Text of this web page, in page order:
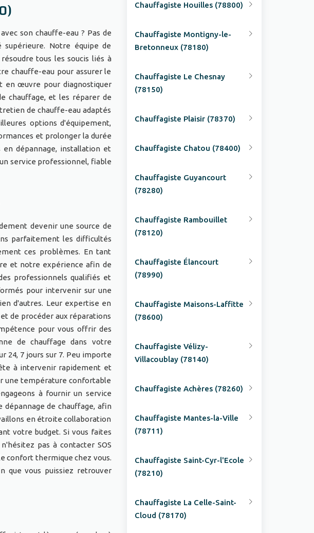
son chauffe-eau ? Pas de
supérieure. Notre équipe de
tous les soucis liés à
chauffe-eau pour assurer le
en œuvre pour diagnostiquer
chauffage, et les réparer de
de chauffe-eau adaptés
options d'équipement,
et prolonger la durée
dépannage, installation et
service professionnel, fiable
devenir une source de
parfaitement les difficultés
ces problèmes. En tant
et notre expérience afin de
professionnels qualifiés et
pour intervenir sur une
d'autres. Leur expertise en
de procéder aux réparations
pour vous offrir des
de chauffage dans votre
24, 7 jours sur 7. Peu importe
à intervenir rapidement et
une température confortable
à fournir un service
de chauffage, afin
en étroite collaboration
votre budget. Si vous faites
pas à contacter SOS
confort thermique chez vous.
que vous puissiez retrouver
Chauffagiste Houilles (78800)
Chauffagiste Montigny-le-
Bretonneux (78180)
Chauffagiste Le Chesnay
(78150)
Chauffagiste Plaisir (78370)
Chauffagiste Chatou (78400)
Chauffagiste Guyancourt
(78280)
Chauffagiste Rambouillet
(78120)
Chauffagiste Élancourt
(78990)
Chauffagiste Maisons-Laffitte
(78600)
Chauffagiste Vélizy-
Villacoublay (78140)
Chauffagiste Achères (78260)
Chauffagiste Mantes-la-Ville
(78711)
Chauffagiste Saint-Cyr-l'Ecole
(78210)
Chauffagiste La Celle-Saint-
Cloud (78170)